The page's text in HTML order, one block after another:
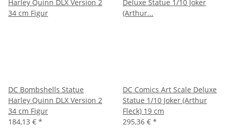
DC Bombshells Statue
Harley Quinn DLX Version 2
34 cm Figur
184,13 € *
DC Comics Art Scale Deluxe
Statue 1/10 Joker (Arthur
Fleck) 19 cm
295,36 € *